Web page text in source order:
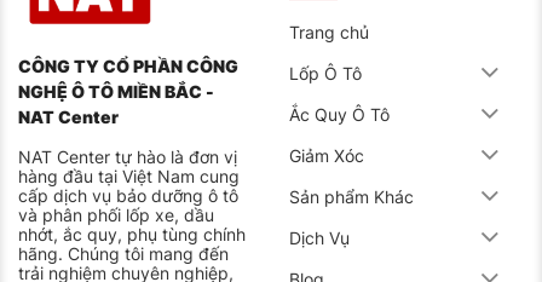
CÔNG TY CỔ PHẦN CÔNG
NGHỆ Ô TÔ MIỀN BẮC -
NAT Center
NAT Center tự hào là đơn vị
hàng đầu tại Việt Nam cung
cấp dịch vụ bảo dưỡng ô tô
và phân phối lốp xe, dầu
nhớt, ắc quy, phụ tùng chính
hãng. Chúng tôi mang đến
trải nghiệm chuyên nghiệp,
Trang chủ
Lốp Ô Tô
Ắc Quy Ô Tô
Giảm Xóc
Sản phẩm Khác
Dịch Vụ